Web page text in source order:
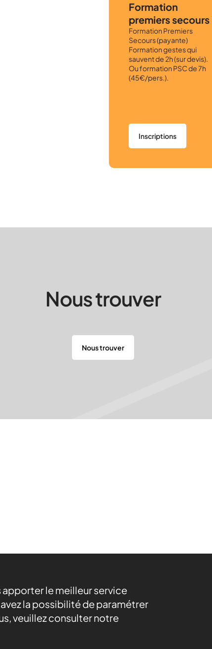
Formation
premiers secours
Formation Premiers
Secours (payante)
Formation gestes qui
sauvent de 2h (sur devis).
Ou formation PSC de 7h
(45€/pers.).
Inscriptions
Nous trouver
Nous trouver
le meilleur service
la possibilité de paramétrer
veuillez consulter notre